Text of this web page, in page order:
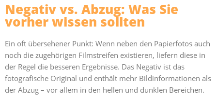
Negativ vs. Abzug: Was Sie
vorher wissen sollten
Ein oft übersehener Punkt: Wenn neben den Papierfotos auch
noch die zugehörigen Filmstreifen existieren, liefern diese in
der Regel die besseren Ergebnisse. Das Negativ ist das
fotografische Original und enthält mehr Bildinformationen als
der Abzug – vor allem in den hellen und dunklen Bereichen.